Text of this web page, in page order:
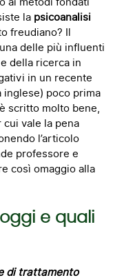
la psicoanalisi
freudiano? Il
delle più influenti
della ricerca in
in un recente
poco prima
scritto molto bene,
vale la pena
l’articolo
professore e
così omaggio alla
e quali
di trattamento